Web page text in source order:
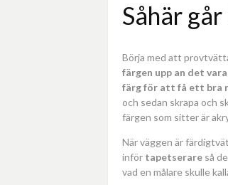
Såhär
Börja med att
färgen upp an det
färg för att få ett bra
och sedan skrapa och
färgen som sitter är
När väggen är
inför tapetserare så
vad en målare skulle